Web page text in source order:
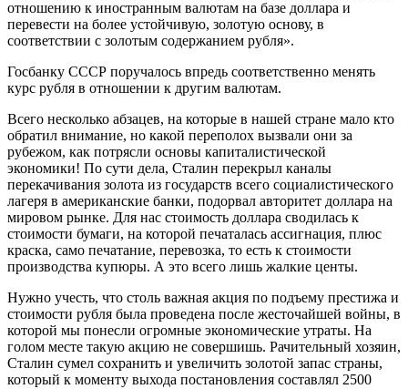
отношению к иностранным валютам на базе доллара и
перевести на более устойчивую, золотую основу, в
соответствии с золотым содержанием рубля».
Госбанку СССР поручалось впредь соответственно менять
курс рубля в отношении к другим валютам.
Всего несколько абзацев, на которые в нашей стране мало кто
обратил внимание, но какой переполох вызвали они за
рубежом, как потрясли основы капиталистической
экономики! По сути дела, Сталин перекрыл каналы
перекачивания золота из государств всего социалистического
лагеря в американские банки, подорвал авторитет доллара на
мировом рынке. Для нас стоимость доллара сводилась к
стоимости бумаги, на которой печаталась ассигнация, плюс
краска, само печатание, перевозка, то есть к стоимости
производства купюры. А это всего лишь жалкие центы.
Нужно учесть, что столь важная акция по подъему престижа и
стоимости рубля была проведена после жесточайшей войны, в
которой мы понесли огромные экономические утраты. На
голом месте такую акцию не совершишь. Рачительный хозяин,
Сталин сумел сохранить и увеличить золотой запас страны,
который к моменту выхода постановления составлял 2500